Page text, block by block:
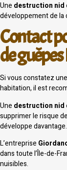
Une destruction nid
développement de la
Contact
de guêpes
Si vous constatez
habitation, il est
Une destruction nid
supprimer le risque
développe davantage.
L’entreprise
dans toute l’Île-de-
nuisibles.